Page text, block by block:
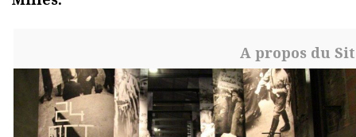
A propos du